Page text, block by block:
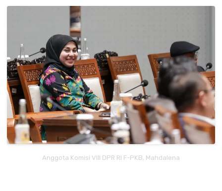
Anggota Komisi VIII DPR RI F-PKB, Mahdalena